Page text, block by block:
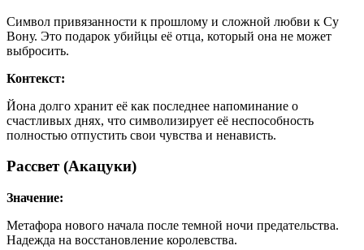
Символ привязанности к прошлому и сложной любви к Су
Вону. Это подарок убийцы её отца, который она не может
выбросить.
Контекст:
Йона долго хранит её как последнее напоминание о
счастливых днях, что символизирует её неспособность
полностью отпустить свои чувства и ненависть.
Рассвет (Акацуки)
Значение:
Метафора нового начала после темной ночи предательства.
Надежда на восстановление королевства.